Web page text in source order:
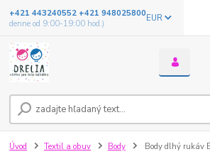
EUR
+421 443240552 +421 948025800
denne od 9:00-19:00 hod.)
Úvod Textil a obuv Body Body dlhý rukáv